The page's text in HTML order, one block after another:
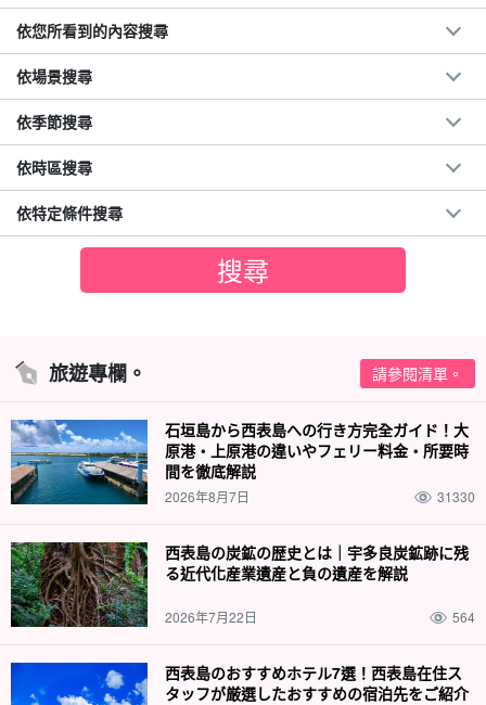
依您所看到的內容搜尋
依場景搜尋
依季節搜尋
依時區搜尋
依特定條件搜尋
旅遊專欄。 請參閱清單。
石垣島から西表島への行き方完全ガイド！大
原港・上原港の違いやフェリー料金・所要時
間を徹底解説
2026年8月7日 31330
西表島の炭鉱の歴史とは｜宇多良炭鉱跡に残
る近代化産業遺産と負の遺産を解説
2026年7月22日 564
西表島のおすすめホテル7選！西表島在住ス
タッフが厳選したおすすめの宿泊先をご紹介